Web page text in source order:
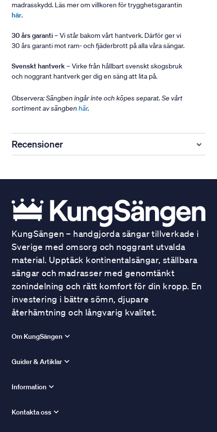
madrasskydd. Läs mer om villkoren för trygghetsgarantin
här.
30 års garanti– Vi står bakom vårt hantverk. Därför ger vi
30 års garanti mot ram- och fjäderbrott på alla våra sängar.
Svenskt hantverk– Virke från hållbart svenskt skogsbruk
och noggrant hantverk ger dig en säng att lita på.
Observera: Sängben ingår inte och köpes separat. Se vårt
sortiment av sängben här.
Recensioner
KungSängen – handgjorda sängar tillverkade i
Sverige med omsorg och noggrant utvalda
material. Upptäck kontinentalsängar, ställbara
sängar och madrasser med genomtänkt
zonindelning och rätt komfort för din kropp. En
investering i bättre sömn, djupare
återhämtning och långvarig kvalitet.
Om KungSängen
Guider & Artiklar
Information
Kontakta oss